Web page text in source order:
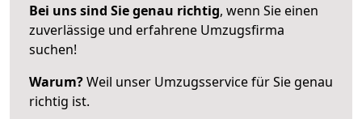
Bei uns sind Sie genau richtig, wenn Sie einen
zuverlässige und erfahrene Umzugsfirma
suchen!
Warum?Weil unser Umzugsservice für Sie genau
richtig ist.